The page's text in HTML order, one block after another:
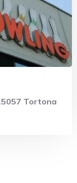
Tortona